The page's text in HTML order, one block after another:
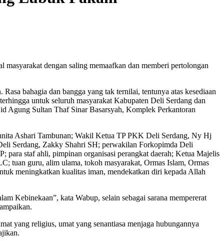
dengan saling memaafkan dan memberi pertolongan
bahagia dan bangga yang tak ternilai, tentunya atas kesediaan
untuk seluruh masyarakat Kabupaten Deli Serdang dan
Agung Sultan Thaf Sinar Basarsyah, Komplek Perkantoran
Ashari Tambunan; Wakil Ketua TP PKK Deli Serdang, Ny Hj
Serdang, Zakky Shahri SH; perwakilan Forkopimda Deli
staf ahli, pimpinan organisasi perangkat daerah; Ketua Majelis
tuan guru, alim ulama, tokoh masyarakat, Ormas Islam, Ormas
meningkatkan kualitas iman, mendekatkan diri kepada Allah
Kebinekaan”, kata Wabup, selain sebagai sarana mempererat
yang religius, umat yang senantiasa menjaga hubungannya